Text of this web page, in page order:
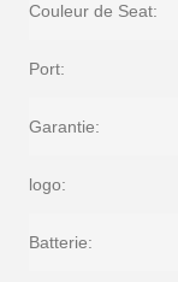
Couleur de Seat:
Port:
Garantie:
logo:
Batterie: